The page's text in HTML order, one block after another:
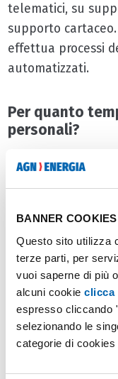
BANNER
Questo sito utilizza
terze parti, per
vuoi saperne di più
alcuni cookie clicca
espresso cliccando
selezionando le
categorie di cookies
telematici, su
supporto
effettua processi
automatizzati.
Per quanto
personali?
Per le finalità
conservati per un
in modo
A chi
Comunichiamo i
dei quali ci
necessarie per il
autonomi Titolari